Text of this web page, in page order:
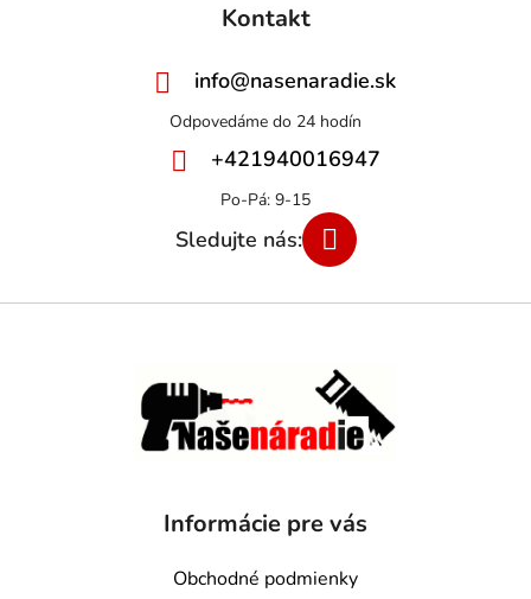
Kontakt
info@nasenaradie.sk
+421940016947
Informácie pre vás
Obchodné podmienky